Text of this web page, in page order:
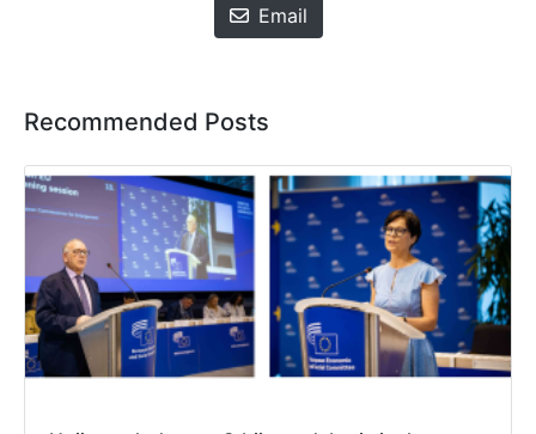
Email
Recommended Posts